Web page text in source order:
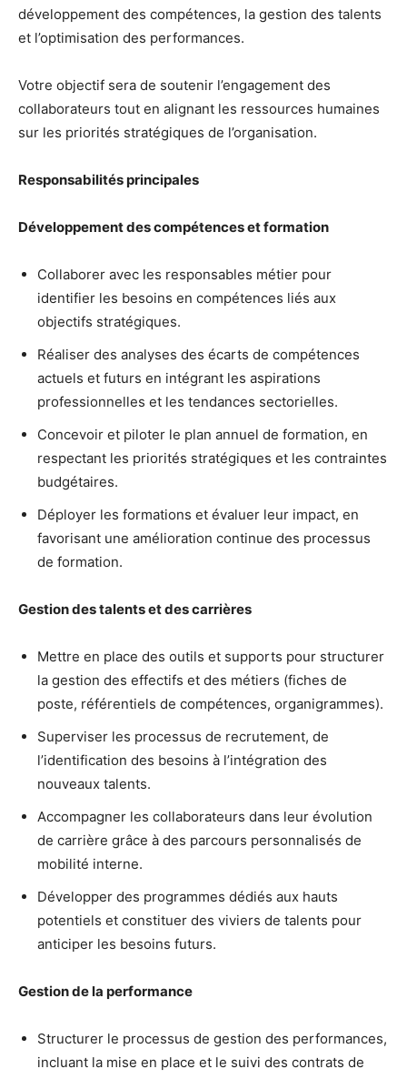
développement des compétences, la gestion des talents
et l’optimisation des performances.
Votre objectif sera de soutenir l’engagement des
collaborateurs tout en alignant les ressources humaines
sur les priorités stratégiques de l’organisation.
Responsabilités principales
Développement des compétences et formation
Collaborer avec les responsables métier pour
identifier les besoins en compétences liés aux
objectifs stratégiques.
Réaliser des analyses des écarts de compétences
actuels et futurs en intégrant les aspirations
professionnelles et les tendances sectorielles.
Concevoir et piloter le plan annuel de formation, en
respectant les priorités stratégiques et les contraintes
budgétaires.
Déployer les formations et évaluer leur impact, en
favorisant une amélioration continue des processus
de formation.
Gestion des talents et des carrières
Mettre en place des outils et supports pour structurer
la gestion des effectifs et des métiers (fiches de
poste, référentiels de compétences, organigrammes).
Superviser les processus de recrutement, de
l’identification des besoins à l’intégration des
nouveaux talents.
Accompagner les collaborateurs dans leur évolution
de carrière grâce à des parcours personnalisés de
mobilité interne.
Développer des programmes dédiés aux hauts
potentiels et constituer des viviers de talents pour
anticiper les besoins futurs.
Gestion de la performance
Structurer le processus de gestion des performances,
incluant la mise en place et le suivi des contrats de